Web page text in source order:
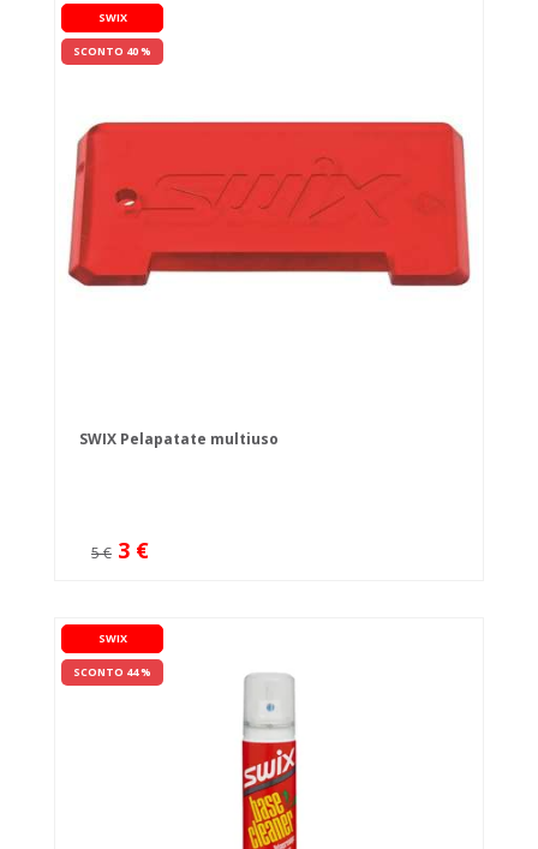
SWIX
SCONTO 40 %
SWIX Pelapatate multiuso
5 € 3 €
SWIX
SCONTO 44 %